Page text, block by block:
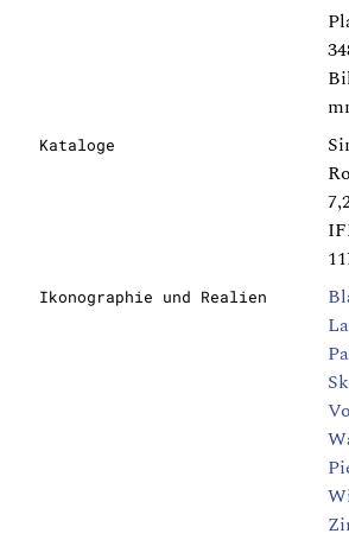
Kataloge
Ikonographie und Realien